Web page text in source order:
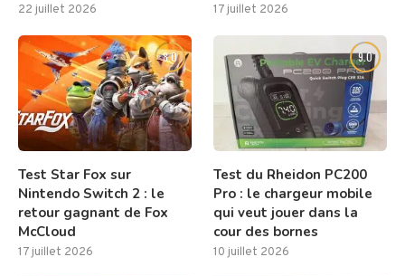
22 juillet 2026 17 juillet 2026
8.0
Test Star Fox sur
Nintendo Switch 2 : le
retour gagnant de Fox
McCloud
17 juillet 2026
9.0
Test du Rheidon PC200
Pro : le chargeur mobile
qui veut jouer dans la
cour des bornes
10 juillet 2026